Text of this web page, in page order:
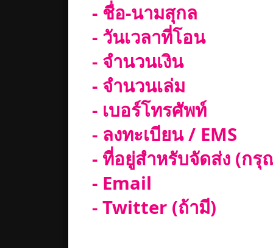
- ชื่อ-นามสุกล
- วันเวลาที่โอน
- จำนวนเงิน
- จำนวนเล่ม
- เบอร์โทรศัพท์
- ลงทะเบียน / EMS
- ที่อยู่สำหรับจัดส่ง (กรุ
- Email
- Twitter (ถ้ามี)